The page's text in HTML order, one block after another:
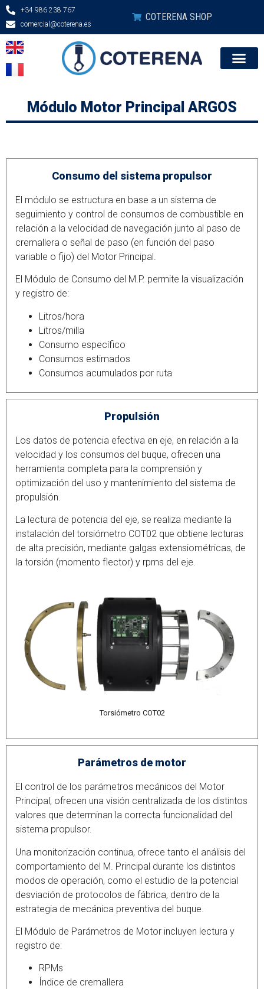
+34 986 238 767
comercial@coterena.es
COTERENA SHOP
Módulo Motor Principal ARGOS
Consumo del sistema propulsor
El módulo se estructura en base a un sistema de
seguimiento y control de consumos de combustible en
relación a la velocidad de navegación junto al paso de
cremallera o señal de paso (en función del paso
variable o fijo) del Motor Principal.
El Módulo de Consumo del M.P. permite la visualización
y registro de:
Litros/hora
Litros/milla
Consumo específico
Consumos estimados
Consumos acumulados por ruta
Propulsión
Los datos de potencia efectiva en eje, en relación a la
velocidad y los consumos del buque, ofrecen una
herramienta completa para la comprensión y
optimización del uso y mantenimiento del sistema de
propulsión.
La lectura de potencia del eje, se realiza mediante la
instalación del torsiómetro COT02 que obtiene lecturas
de alta precisión, mediante galgas extensiométricas, de
la torsión (momento flector) y rpms del eje.
Torsiómetro COT02
Parámetros de motor
El control de los parámetros mecánicos del Motor
Principal, ofrecen una visión centralizada de los distintos
valores que determinan la correcta funcionalidad del
sistema propulsor.
Una monitorización continua, ofrece tanto el análisis del
comportamiento del M. Principal durante los distintos
modos de operación, como el estudio de la potencial
desviación de protocolos de fábrica, dentro de la
estrategia de mecánica preventiva del buque.
El Módulo de Parámetros de Motor incluyen lectura y
registro de:
RPMs
Índice de cremallera